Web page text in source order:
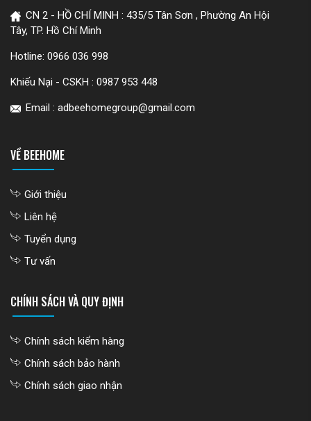
CN 2 - HỒ CHÍ MINH : 435/5 Tân Sơn , Phường An Hội
Tây, TP. Hồ Chí Minh
Hotline: 0966 036 998
Khiếu Nại - CSKH : 0987 953 448
Email : adbeehomegroup@gmail.com
VỀ BEEHOME
Giới thiệu
Liên hệ
Tuyển dụng
Tư vấn
CHÍNH SÁCH VÀ QUY ĐỊNH
Chính sách kiểm hàng
Chính sách bảo hành
Chính sách giao nhận